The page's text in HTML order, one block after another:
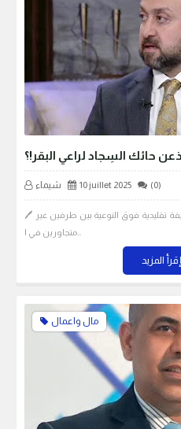
حائك السِجاد لراعي البقر!؟
شيماء 10 juillet 2025 (0)
🖊️ عمر الناصر ١٢ يوم كانت حرب شرسة عنيفة تقليدية فوق النوعية بين طرفين غير
إقرأ المزيد
مال واعمال